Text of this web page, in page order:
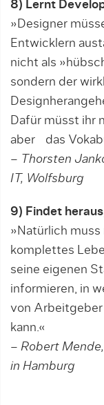
8) Lernt
»Designer
Entwicklern
nicht als
sondern der
Dafür müsst ihr
aber das
– Thorsten
IT, Wolfsburg
9) Findet
»Natürlich
komplettes
seine eigenen
informieren, in
von Arbeitgeber
kann.«
– Robert
in Hamburg